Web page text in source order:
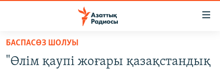
Skip
main
ЖАҢАЛЫҚТАР
БАСПАСӨЗ ШОЛУЫ
"Өлім қаупі жоғары қазақстандық